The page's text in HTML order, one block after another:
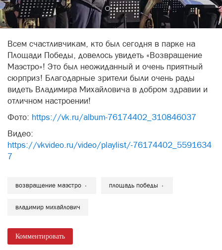
Всем счастливчикам, кто был сегодня в парке на
Площади Победы, довелось увидеть «Возвращение
Маэстро»! Это был неожиданный и очень приятный
сюрприз! Благодарные зрители были очень рады
видеть Владимира Михайловича в добром здравии и
отличном настроении!
Фото: https://vk.ru/album-76174402_310846037
Видео:
https://vkvideo.ru/video/playlist/-76174402_5591634
7
возвращение маэстро площадь победы
владимир михайлович
Комментировать